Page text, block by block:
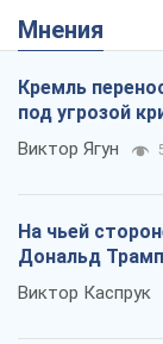
Мнения
Кремль
под угрозой
Виктор Ягун
На чьей
Дональд
Виктор Каспрук